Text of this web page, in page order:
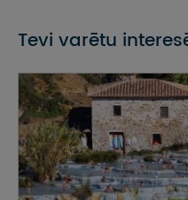
Tevi varētu